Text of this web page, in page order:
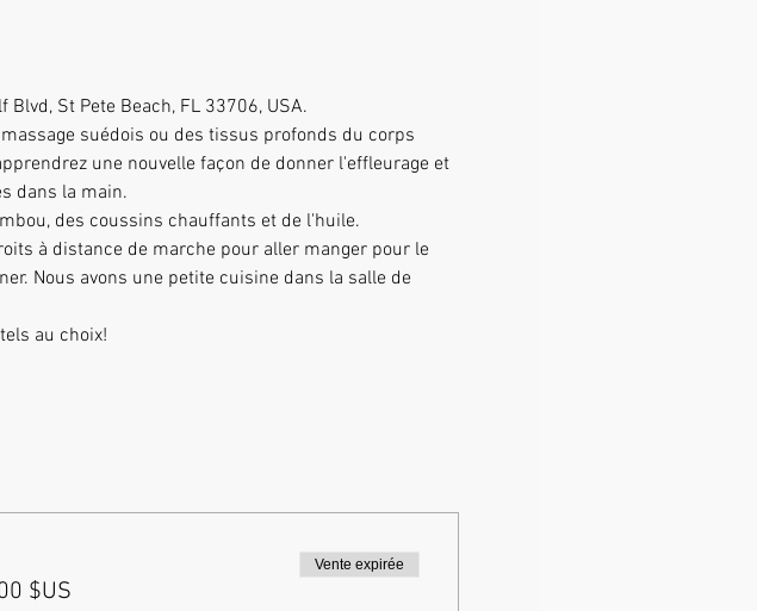
St Pete Beach, FL 33706, USA.
une nouvelle façon de donner l'effleurage et
dans la main.
des coussins chauffants et de l'huile.
Nous avons une petite cuisine dans la salle de
au choix!
$US
Vente expirée